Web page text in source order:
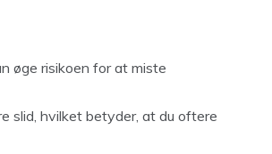
øge risikoen for at miste
slid, hvilket betyder, at du oftere